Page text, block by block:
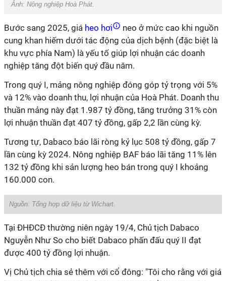
Ảnh: Nông nghiệp Hoà Phát.
Bước sang 2025, giá heo hơi
neo ở mức cao khi nguồn
cung khan hiếm dưới tác động của dịch bệnh (đặc biệt là
khu vực phía Nam) là yếu tố giúp lợi nhuận các doanh
nghiệp tăng đột biến quý đầu năm.
Trong quý I, mảng nông nghiệp đóng góp tỷ trọng với 5%
và 12% vào doanh thu, lợi nhuận của Hoà Phát. Doanh thu
thuần mảng này đạt 1.987 tỷ đồng, tăng trưởng 31% còn
lợi nhuận thuần đạt 407 tỷ đồng, gấp 2,2 lần cùng kỳ.
Tương tự, Dabaco báo lãi ròng kỷ lục 508 tỷ đồng, gấp 7
lần cùng kỳ 2024. Nông nghiệp BAF báo lãi tăng 11% lên
132 tỷ đồng khi sản lượng heo bán trong quý I khoảng
160.000 con.
Nguồn: Tổng hợp dữ liệu từ Wichart.
Tại ĐHĐCĐ thường niên ngày 19/4, Chủ tịch Dabaco
Nguyễn Như So cho biết Dabaco phấn đấu quý II đạt
được 400 tỷ đồng lợi nhuận.
Vị Chủ tịch chia sẻ thêm với cổ đông: "Tôi cho rằng với giá